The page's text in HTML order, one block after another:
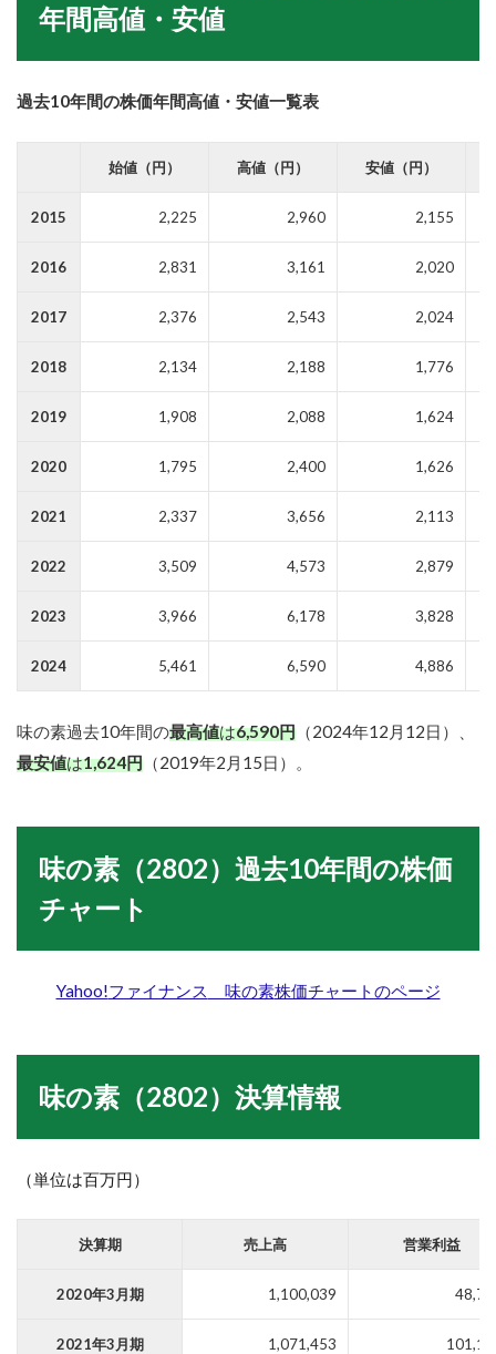
年間高値・安値
過去10年間の株価年間高値・安値一覧表
始値（円） 高値（円） 安値（円）
2015 2,225 2,960 2,155
2016 2,831 3,161 2,020
2017 2,376 2,543 2,024
2018 2,134 2,188 1,776
2019 1,908 2,088 1,624
2020 1,795 2,400 1,626
2021 2,337 3,656 2,113
2022 3,509 4,573 2,879
2023 3,966 6,178 3,828
2024 5,461 6,590 4,886
味の素過去10年間の最高値は6,590円 （2024年12月12日）、
最安値は1,624円 （2019年2月15日）。
味の素（2802）過去10年間の株価
チャート
Yahoo!ファイナンス 味の素株価チャートのページ
味の素（2802）決算情報
（単位は百万円）
決算期 売上高 営業利益
2020年3月期 1,100,039
2021年3月期 1,071,453